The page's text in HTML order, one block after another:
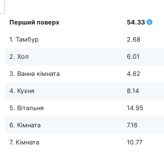
Перший поверх 54.33
1. Тамбур 2.68
2. Хол 6.01
3. Ванна кімната 4.62
4. Кухня 8.14
5. Вітальня 14.95
6. Кімната 7.16
7. Кімната 10.77